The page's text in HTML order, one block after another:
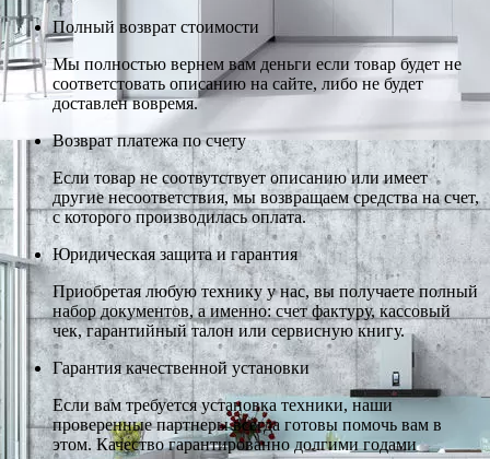
Полный возврат стоимости
Мы полностью вернем вам деньги если товар будет не
соответстовать описанию на сайте, либо не будет
доставлен вовремя.
Возврат платежа по счету
Если товар не соотвутствует описанию или имеет
другие несоответствия, мы возвращаем средства на счет,
с которого производилась оплата.
Юридическая защита и гарантия
Приобретая любую технику у нас, вы получаете полный
набор документов, а именно: счет фактуру, кассовый
чек, гарантийный талон или сервисную книгу.
Гарантия качественной установки
Если вам требуется установка техники, наши
проверенные партнеры всегда готовы помочь вам в
этом. Качество гарантированно долгими годами